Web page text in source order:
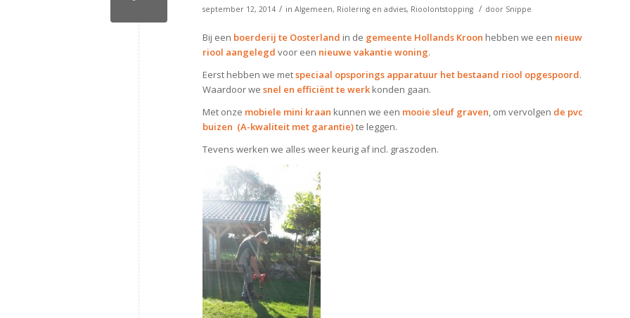
september 12, 2014 / in Algemeen, Riolering en advies, Rioolontstopping / door Snippe
Bij een boerderij te Oosterland in de gemeente Hollands Kroon hebben we een nieuw
riool aangelegd voor een nieuwe vakantie woning.
Eerst hebben we metspeciaal opsporings apparatuur het bestaand riool opgespoord.
Waardoor we snel en efficiënt te werk konden gaan.
Met onze mobiele mini kraan kunnen we een mooie sleuf graven, om vervolgen de pvc
buizen (A-kwaliteit met garantie)te leggen.
Tevens werken we alles weer keurig af incl. graszoden.